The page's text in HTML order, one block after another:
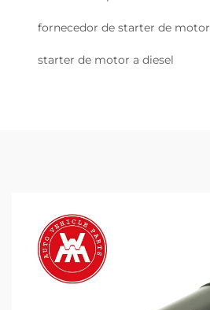
fornecedor de starter de motor
starter de motor a diesel